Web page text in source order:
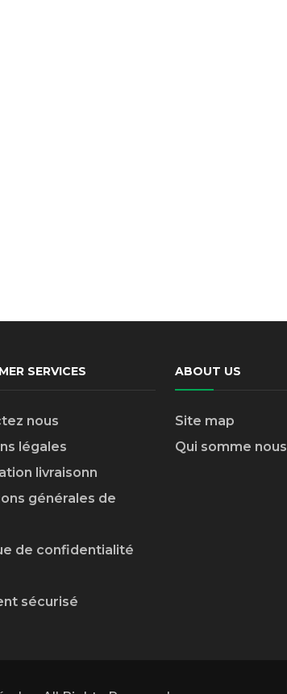
SERVICES
nous
légales
livraisonn
générales de
de confidentialité
sécurisé
ABOUT US
Site map
Qui somme nous